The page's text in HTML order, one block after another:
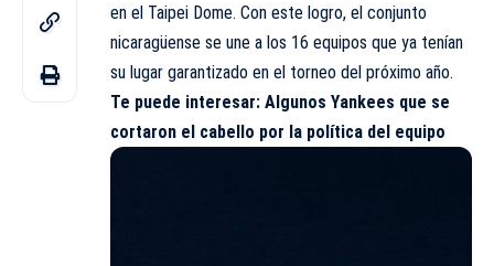
en el Taipei Dome. Con este logro, el conjunto
nicaragüense se une a los 16 equipos que ya tenían
su lugar garantizado en el torneo del próximo año.
Te puede interesar: Algunos Yankees que se
cortaron el cabello por la política del equipo